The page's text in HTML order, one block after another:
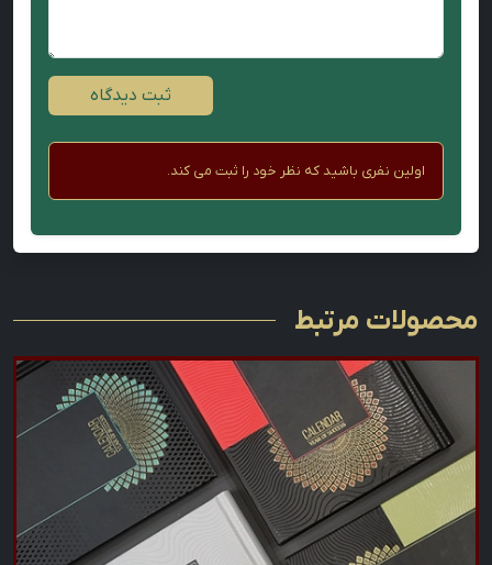
ثبت دیدگاه
اولین نفری باشید که نظر خود را ثبت می کند.
محصولات مرتبط